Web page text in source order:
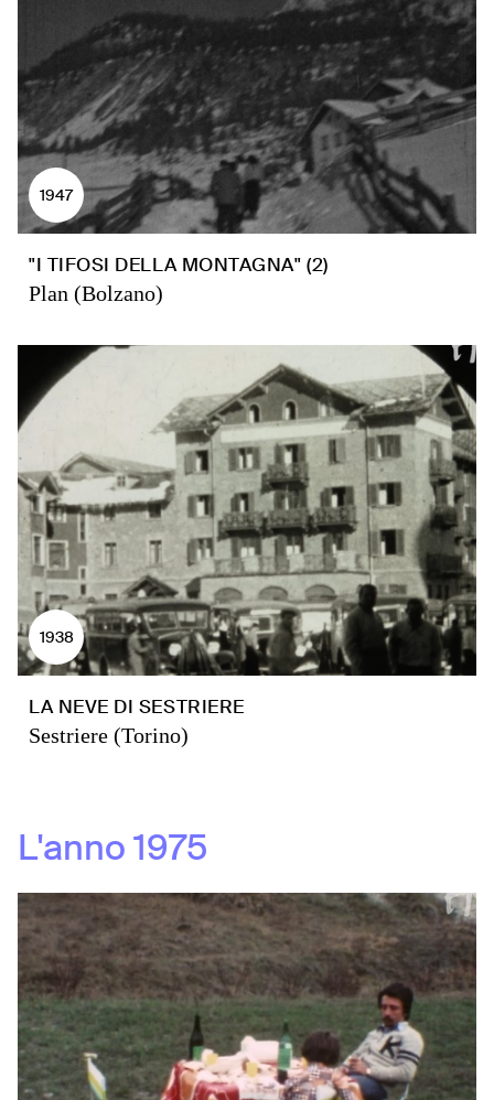
1947
"I TIFOSI DELLA MONTAGNA" (2)
Plan (Bolzano)
1938
LA NEVE DI SESTRIERE
Sestriere (Torino)
L'anno1975